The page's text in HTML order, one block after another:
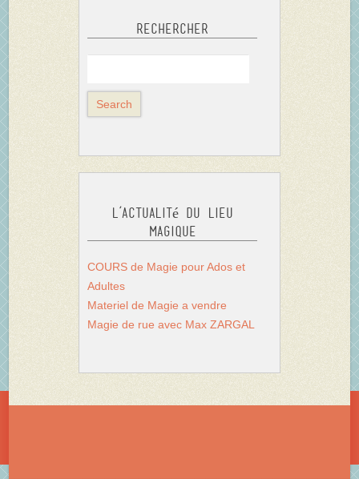
Rechercher
L’actualité du Lieu
Magique
COURS de Magie pour Ados et
Adultes
Materiel de Magie a vendre
Magie de rue avec Max ZARGAL